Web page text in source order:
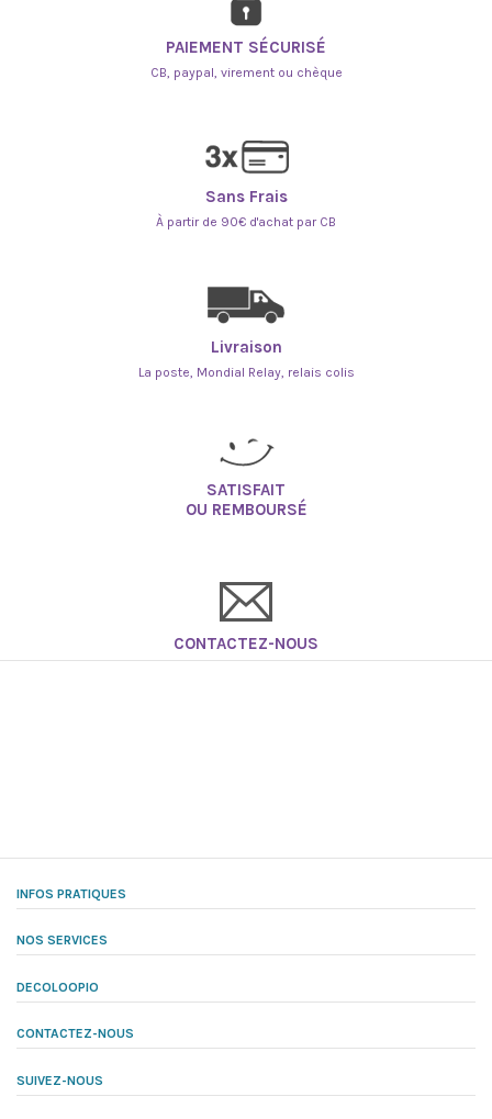
PAIEMENT SÉCURISÉ
CB, paypal, virement ou chèque
Sans Frais
À partir de 90€ d'achat par CB
Livraison
La poste, Mondial Relay, relais colis
SATISFAIT
OU REMBOURSÉ
CONTACTEZ-NOUS
INFOS PRATIQUES
NOS SERVICES
DECOLOOPIO
CONTACTEZ-NOUS
SUIVEZ-NOUS